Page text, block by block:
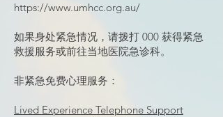
https://www.umhcc.org.au/
如果身处紧急情况，请拨打 000 获得紧急
救援服务或前往当地医院急诊科。
非紧急免费心理服务：
Lived Experience Telephone Support